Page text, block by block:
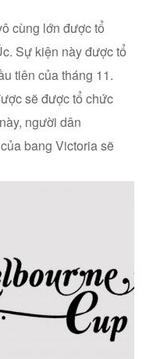
cùng lớn được tổ
Sự kiện này được tổ
tiên của tháng 11.
sẽ được tổ chức
người dân
bang Victoria sẽ